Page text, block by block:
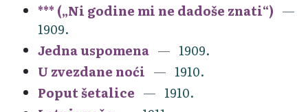
*** („Ni godine mi ne dadoše znati“)
1909.
Jedna uspomena
1909.
U zvezdane noći
1910.
Poput šetalice
1910.